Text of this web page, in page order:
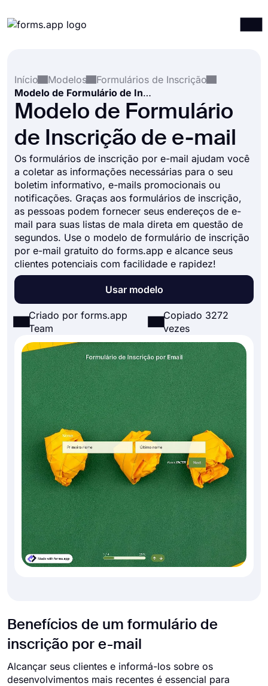
Integrações
Modelos
Recursos
Início
Modelos
Formulários de Inscrição
Modelo de Formulário de Inscrição de e-mail
Modelo de Formulário
de Inscrição de e-mail
Os formulários de inscrição por e-mail ajudam você
a coletar as informações necessárias para o seu
boletim informativo, e-mails promocionais ou
notificações. Graças aos formulários de inscrição,
as pessoas podem fornecer seus endereços de e-
mail para suas listas de mala direta em questão de
segundos. Use o modelo de formulário de inscrição
por e-mail gratuito do forms.app e alcance seus
clientes potenciais com facilidade e rapidez!
Usar modelo
Criado por forms.app
Team
Copiado 3272
vezes
Benefícios de um formulário de
inscrição por e-mail
Alcançar seus clientes e informá-los sobre os
desenvolvimentos mais recentes é essencial para